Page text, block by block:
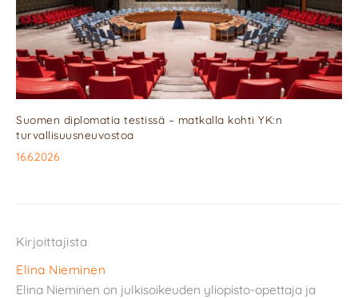
Suomen diplomatia testissä – matkalla kohti YK:n
turvallisuusneuvostoa
16.6.2026
Kirjoittajista
Elina Nieminen
Elina Nieminen on julkisoikeuden yliopisto-opettaja ja